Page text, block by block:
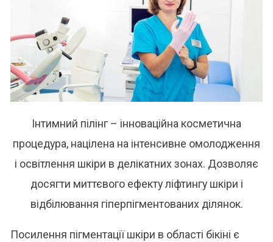
Інтимний пілінг – інноваційна косметична
процедура, націлена на інтенсивне омолодження
і освітлення шкіри в делікатних зонах. Дозволяє
досягти миттєвого ефекту ліфтингу шкіри і
відбілювання гіперпігментованих ділянок.
Посилення пігментації шкіри в області бікіні є